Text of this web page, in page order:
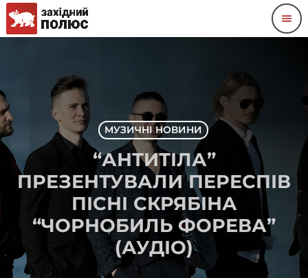
menu
МУЗИЧНІ НОВИНИ
“АНТИТІЛА”
ПРЕЗЕНТУВАЛИ ПЕРЕСПІВ
ПІСНІ СКРЯБІНА
“ЧОРНОБИЛЬ ФОРЕВА”
(АУДІО)